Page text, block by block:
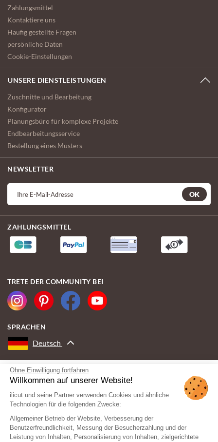
Ohne Einwilligung fortfahren
Willkommen auf unserer Website!
ilicut und seine Partner verwenden Cookies und ähnliche
Technologien für die folgenden Zwecke:
Allgemeiner Betrieb der Website, Verbesserung der
Benutzerfreundlichkeit, Messung der Besucherzahlung und der
Leistung von Inhalten, Personalisierung von Inhalten, zielgerichtete
Zahlungsmittel
Kontaktiere uns
Häufig gestellte Fragen
persönliche Daten
Cookie-Einstellungen
UNSERE DIENSTLEISTUNGEN
Zuschnitte und Bearbeitung
Konfigurator
Planungsbüro für komplexe Projekte
Endbearbeitungsservice
Bestellung eines Musters
NEWSLETTER
OK
ZAHLUNGSMITTEL
TRETE DER COMMUNITY BEI
SPRACHEN
Deutsch
MIT DER UNTERSTÜTZUNG VON